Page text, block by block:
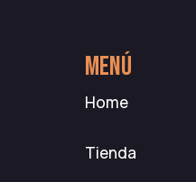
MENÚ
Home
Tienda